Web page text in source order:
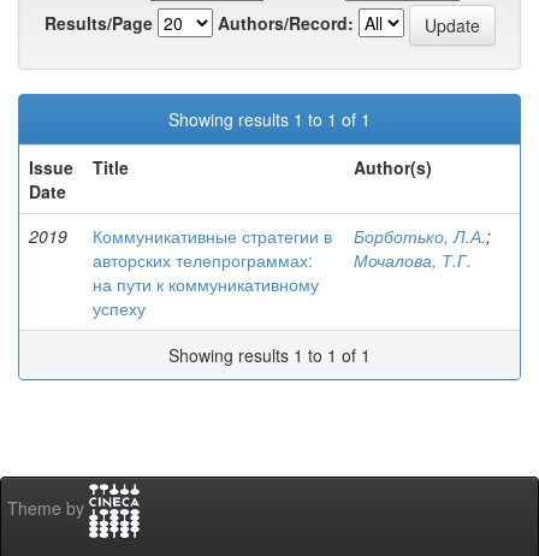
Results/Page
Authors/Record:
Showing results 1 to 1 of 1
Issue
Date
Title Author(s)
2019
Коммуникативные стратегии в
авторских телепрограммах:
на пути к коммуникативному
успеху
Борботько, Л.А.;
Мочалова, Т.Г.
Showing results 1 to 1 of 1
Theme by